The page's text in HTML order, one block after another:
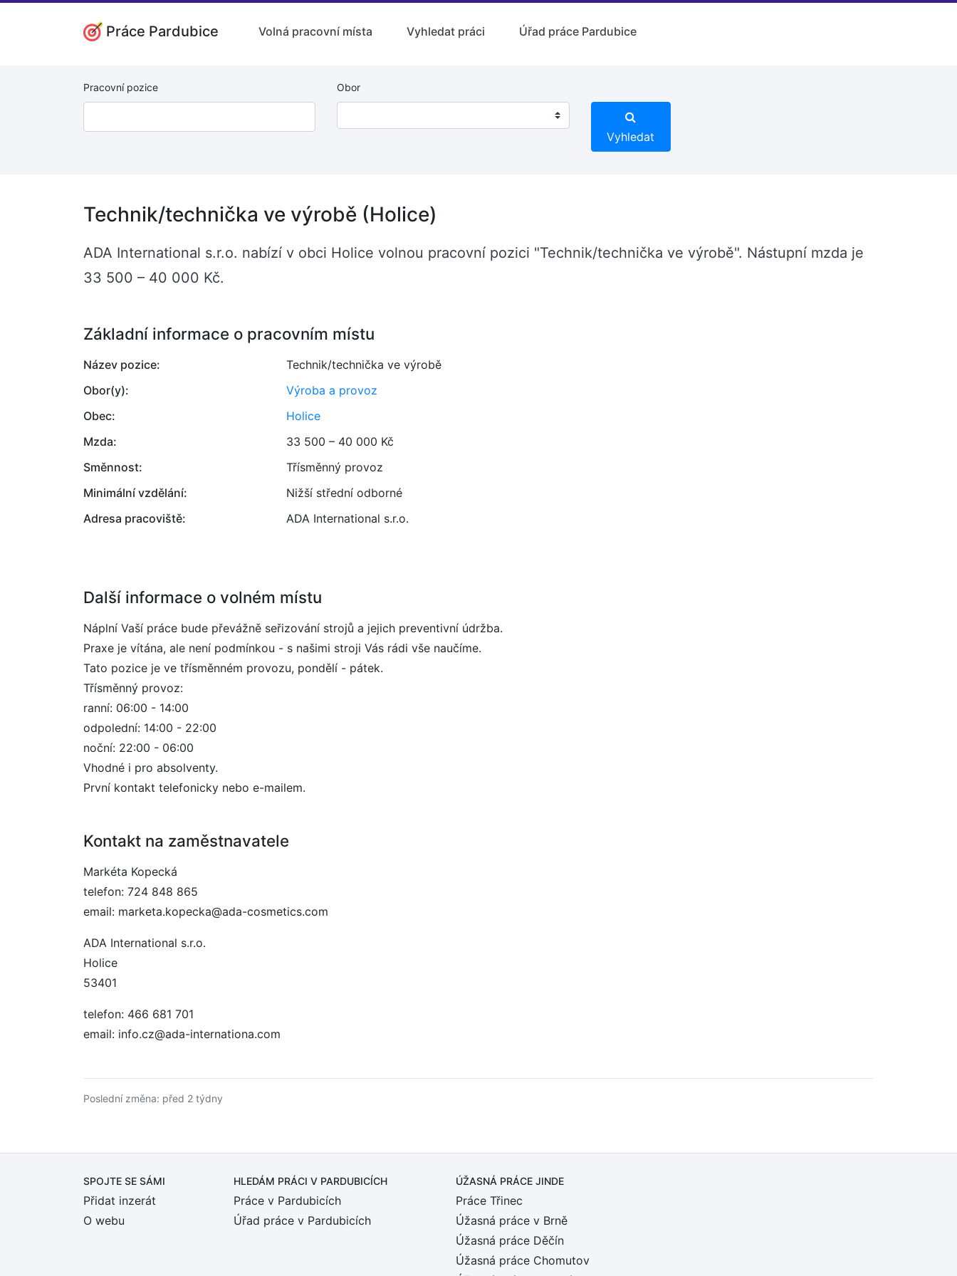
Práce Pardubice Volná pracovní místa Vyhledat práci Úřad práce Pardubice
Pracovní pozice Obor
Vyhledat
Technik/technička ve výrobě (Holice)
ADA International s.r.o. nabízí v obci Holice volnou pracovní pozici "Technik/technička ve výrobě". Nástupní mzda je
33 500 – 40 000 Kč.
Základní informace o pracovním místu
Název pozice:
Technik/technička ve výrobě
Obor(y):
Výroba a provoz
Obec:
Holice
Mzda:
33 500 – 40 000 Kč
Směnnost:
Třísměnný provoz
Minimální vzdělání:
Nižší střední odborné
Adresa pracoviště:
ADA International s.r.o.
Další informace o volném místu
Náplní Vaší práce bude převážně seřizování strojů a jejich preventivní údržba.
Praxe je vítána, ale není podmínkou - s našimi stroji Vás rádi vše naučíme.
Tato pozice je ve třísměnném provozu, pondělí - pátek.
Třísměnný provoz:
ranní: 06:00 - 14:00
odpolední: 14:00 - 22:00
noční: 22:00 - 06:00
Vhodné i pro absolventy.
První kontakt telefonicky nebo e-mailem.
Kontakt na zaměstnavatele
Markéta Kopecká
telefon: 724 848 865
email: marketa.kopecka@ada-cosmetics.com
ADA International s.r.o.
Holice
53401
telefon: 466 681 701
email: info.cz@ada-internationa.com
Poslední změna: před 2 týdny
SPOJTE SE SÁMI
Přidat inzerát
O webu
HLEDÁM PRÁCI V PARDUBICÍCH
Práce v Pardubicích
Úřad práce v Pardubicích
ÚŽASNÁ PRÁCE JINDE
Práce Třinec
Úžasná práce v Brně
Úžasná práce Děčín
Úžasná práce Chomutov